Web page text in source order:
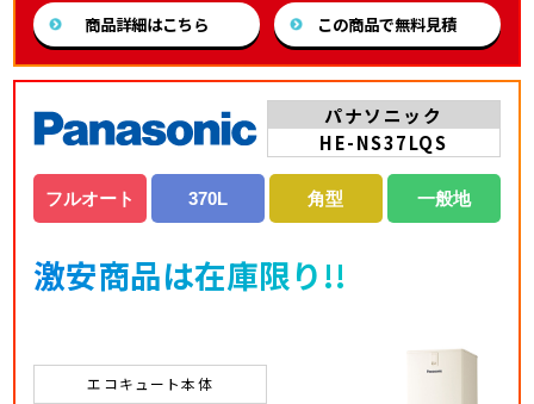
商品詳細はこちら この商品で無料見積
パナソニック
HE-NS37LQS
フルオート 370L 角型 一般地
激安商品は在庫限り!!
エコキュート本体